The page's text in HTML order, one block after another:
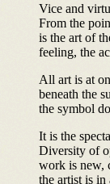
Vice and
From the
is the art of
feeling, the
All art is at
beneath the
the symbol
It is the
Diversity of
work is new,
the artist is